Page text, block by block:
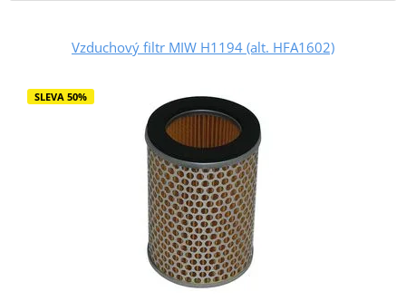
Vzduchový filtr MIW H1194 (alt. HFA1602)
SLEVA 50%